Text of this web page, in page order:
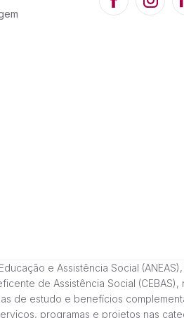
e Assistência Social
de Assistência Social
de estudo e benefícios
programas e projetos nas